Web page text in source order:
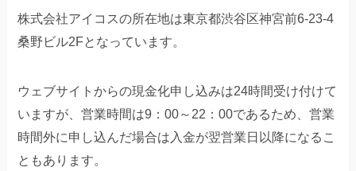
株式会社アイコスの所在地は東京都渋谷区神宮前6-23-4
桑野ビル2Fとなっています。
ウェブサイトからの現金化申し込みは24時間受け付けて
いますが、営業時間は9：00～22：00であるため、営業
時間外に申し込んだ場合は入金が翌営業日以降になるこ
ともあります。